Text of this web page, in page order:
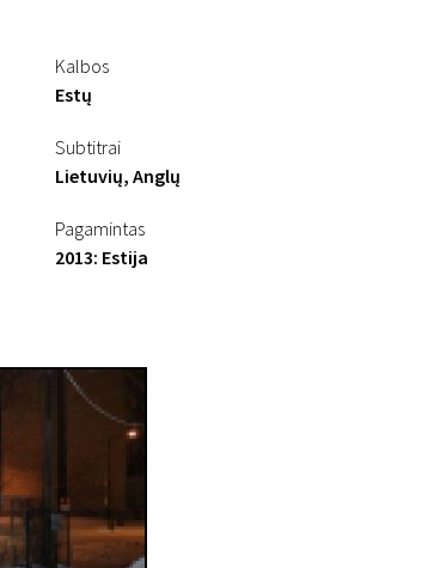
Kalbos
Estų
Subtitrai
Lietuvių, Anglų
Pagamintas
2013: Estija